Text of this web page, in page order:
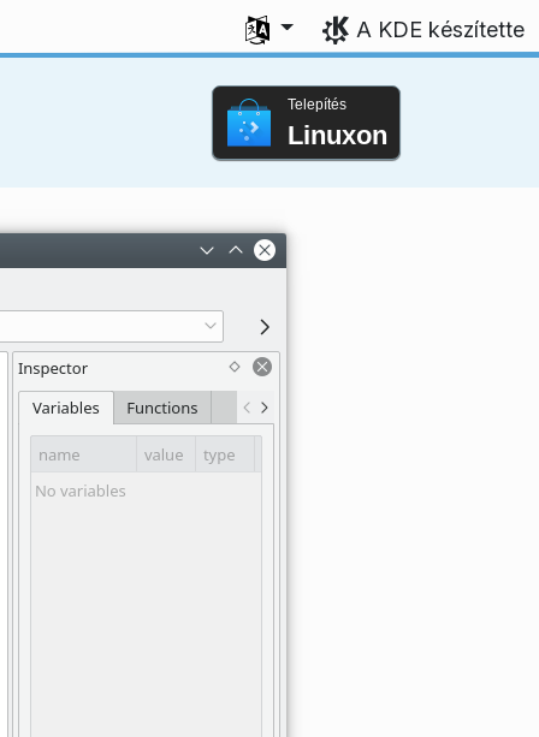
Válasszon nyelvet
A KDE készítette
Telepítés
Linuxon